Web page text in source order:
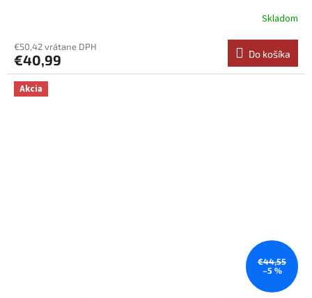
Skladom
€50,42 vrátane DPH
€40,99 Do košíka
Akcia
€44,55
–5 %